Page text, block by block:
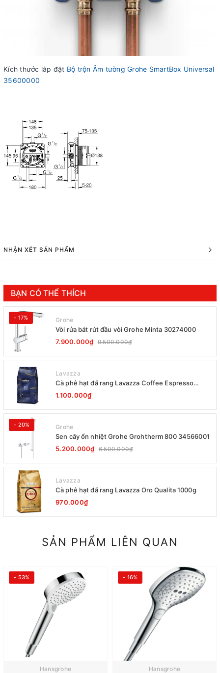
Kích thước lắp đặt Bộ trộn Âm tường Grohe SmartBox Universal
35600000
NHẬN XÉT SẢN PHẨM
BẠN CÓ THỂ THÍCH
- 17% Grohe
Vòi rửa bát rút đầu vòi Grohe Minta 30274000
7.900.000₫ 9.500.000₫
Lavazza
Cà phê hạt đã rang Lavazza Coffee Espresso
Super Crema 1000g Date 12-2027
1.100.000₫
- 20% Grohe
Sen cây ổn nhiệt Grohe Grohtherm 800 34566001
5.200.000₫ 6.500.000₫
Lavazza
Cà phê hạt đã rang Lavazza Oro Qualita 1000g
970.000₫
SẢN PHẨM LIÊN QUAN
- 53%
Hansgrohe
- 16%
Hansgrohe